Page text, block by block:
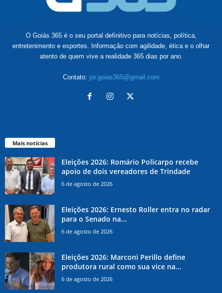
O Goiás 365 é o seu portal definitivo para notícias, política,
entretenimento e esportes. Informação com agilidade, ética e o olhar
atento de quem vive a realidade 365 dias por ano.
Contato: jor.goias365@gmail.com
Mais notícias
Eleições 2026: Romário Policarpo recebe
apoio de dois vereadores de Trindade
6 de agosto de 2026
Eleições 2026: Ernesto Roller entra no radar
para o Senado na...
6 de agosto de 2026
Eleições 2026: Marconi Perillo define
produtora rural como sua vice na...
6 de agosto de 2026